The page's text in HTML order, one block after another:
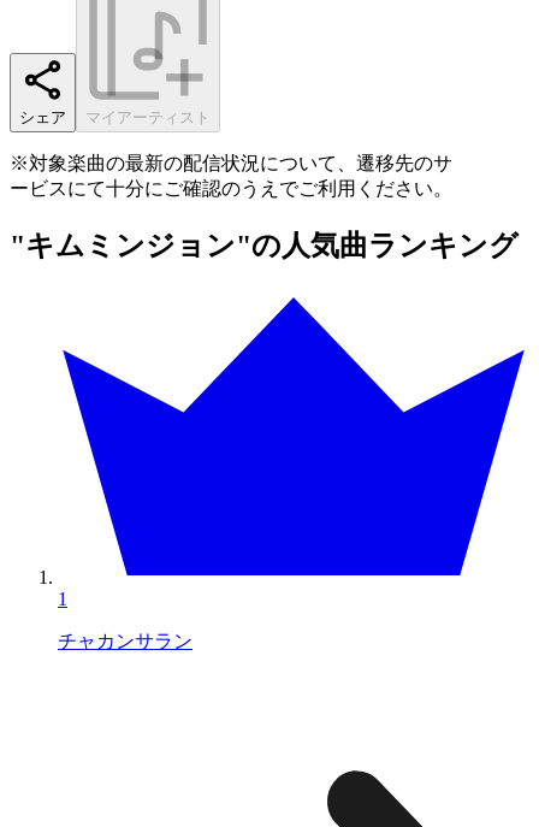
シェア マイアーティスト
※対象楽曲の最新の配信状況について、遷移先のサ
ービスにて十分にご確認のうえでご利用ください。
"キムミンジョン"の人気曲ランキング
1
チャカンサラン